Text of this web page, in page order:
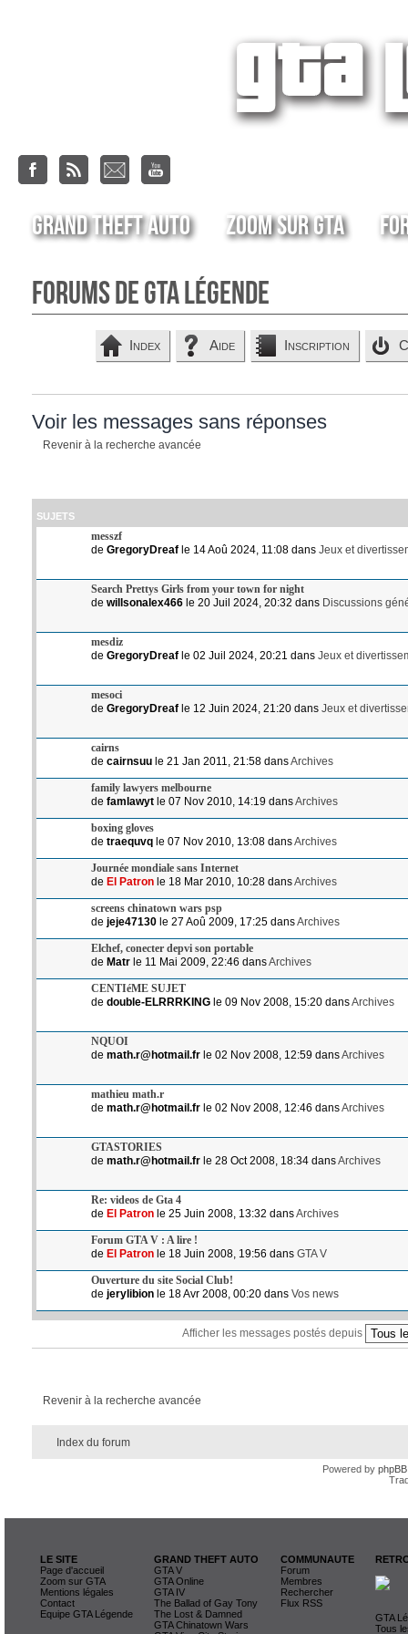
Grand Theft Auto Zoom sur GTA
Forums de GTA Légende
Index Aide Inscription
Voir les messages sans réponses
Revenir à la recherche avancée
SUJETS
messzf
de GregoryDreafle 14 Aoû 2024, 11:08 dans Jeux et
Search Prettys Girls from your town for night
de willsonalex466le 20 Juil 2024, 20:32 dans Discussions
mesdiz
de GregoryDreafle 02 Juil 2024, 20:21 dans Jeux et
mesoci
de GregoryDreafle 12 Juin 2024, 21:20 dans Jeux et
cairns
de cairnsuule 21 Jan 2011, 21:58 dansArchives
family lawyers melbourne
de famlawytle 07 Nov 2010, 14:19 dansArchives
boxing gloves
de traequvqle 07 Nov 2010, 13:08 dansArchives
Journée mondiale sans Internet
de El Patronle 18 Mar 2010, 10:28 dansArchives
screens chinatown wars psp
de jeje47130le 27 Aoû 2009, 17:25 dansArchives
Elchef, conecter depvi son portable
de Matrle 11 Mai 2009, 22:46 dansArchives
CENTIéME SUJET
de double-ELRRRKINGle 09 Nov 2008, 15:20 dansArchives
NQUOI
de math.r@hotmail.frle 02 Nov 2008, 12:59 dansArchives
mathieu math.r
de math.r@hotmail.frle 02 Nov 2008, 12:46 dansArchives
GTASTORIES
de math.r@hotmail.frle 28 Oct 2008, 18:34 dansArchives
Re: videos de Gta 4
de El Patronle 25 Juin 2008, 13:32 dansArchives
Forum GTA V : A lire !
de El Patronle 18 Juin 2008, 19:56 dans GTA V
Ouverture du site Social Club!
de jerylibionle 18 Avr 2008, 00:20 dans Vos news
Afficher les messages postés depuis
Revenir à la recherche avancée
Index du forum
Powered by phpBB
LE SITE
Page d'accueil
Zoom sur GTA
Mentions légales
Contact
Equipe GTA Légende
GRAND THEFT AUTO
GTA V
GTA Online
GTA IV
The Ballad of Gay Tony
The Lost & Damned
GTA Chinatown Wars
COMMUNAUTE
Forum
Membres
Rechercher
Flux RSS
GTA
Tous